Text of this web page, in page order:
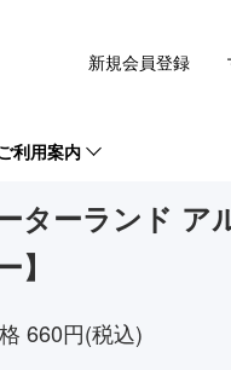
利用案内
新規会員登録
ターランド ア
】
660円(税込)